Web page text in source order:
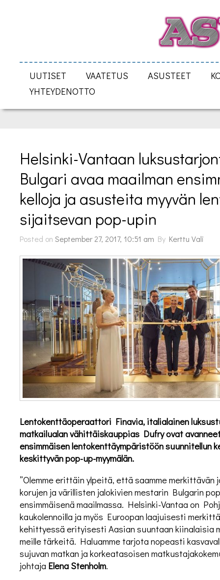
UUTISET VAATETUS ASUSTEET
YHTEYDENOTTO
Helsinki-Vantaan
Bulgari avaa maailman
kelloja ja asusteita myyvän
sijaitsevan pop-upin
Posted on September 27, 2017, 10:51 am By Kerttu Vali
Lentokenttäoperaattori Finavia, italialainen
matkailualan vähittäiskauppias Dufry ovat
ensimmäisen lentokenttäympäristöön suunnitellun
keskittyvän pop-up-myymälän.
”Olemme erittäin ylpeitä, että saamme
korujen ja värillisten jalokivien mestarin Bulgarin
ensimmäisenä maailmassa. Helsinki-Vantaa on
kaukolennoilla ja myös Euroopan laajuisesti
kehittyessä erityisesti Aasian suuntaan kiinalaisia
meille tärkeitä. Haluamme tarjota nopeasti
sujuvan matkan ja korkeatasoisen
johtaja Elena Stenholm.